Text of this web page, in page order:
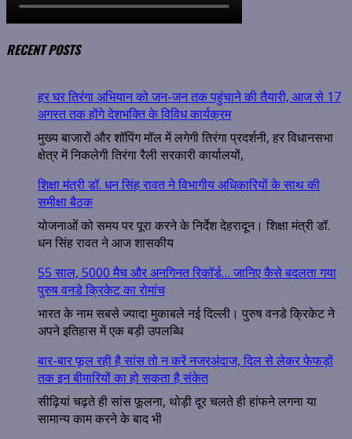
RECENT POSTS
हर घर तिरंगा अभियान को जन-जन तक पहुंचाने की तैयारी, आज से 17
अगस्त तक होंगे देशभक्ति के विविध कार्यक्रम
मुख्य बाजारों और शॉपिंग मॉल में लगेगी तिरंगा प्रदर्शनी, हर विधानसभा
क्षेत्र में निकलेगी तिरंगा रैली सरकारी कार्यालयों,
शिक्षा मंत्री डॉ. धन सिंह रावत ने विभागीय अधिकारियों के साथ की
समीक्षा बैठक
योजनाओं को समय पर पूरा करने के निर्देश देहरादून। शिक्षा मंत्री डॉ.
धन सिंह रावत ने आज शासकीय
55 साल, 5000 मैच और अनगिनत रिकॉर्ड… जानिए कैसे बदलता गया
पुरुष वनडे क्रिकेट का रोमांच
भारत के नाम सबसे ज्यादा मुकाबले नई दिल्ली। पुरुष वनडे क्रिकेट ने
अपने इतिहास में एक बड़ी उपलब्धि
बार-बार फूल रही है सांस तो न करें नजरअंदाज, दिल से लेकर फेफड़ों
तक इन बीमारियों का हो सकता है संकेत
सीढ़ियां चढ़ते ही सांस फूलना, थोड़ी दूर चलते ही हांफने लगना या
सामान्य काम करने के बाद भी